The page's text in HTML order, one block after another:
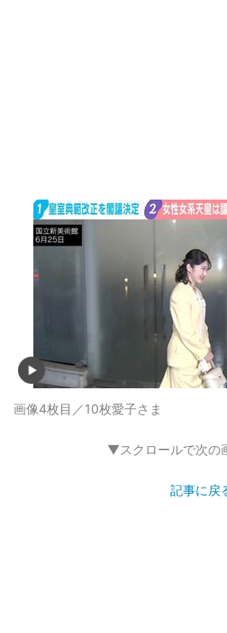
画像4枚目／10枚愛子さま
▼スクロールで次の
記事に戻